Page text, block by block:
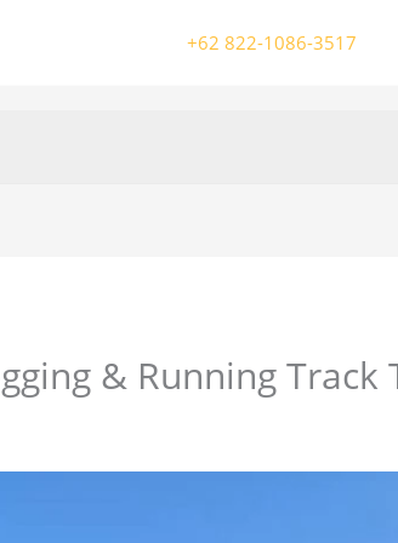
+62 822-1086-3517
& Running Track